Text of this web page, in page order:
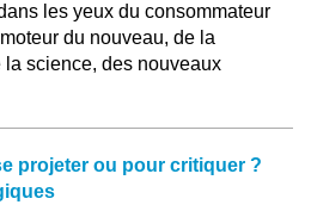
les yeux du consommateur
du nouveau, de la
science, des nouveaux
projeter ou pour critiquer ?